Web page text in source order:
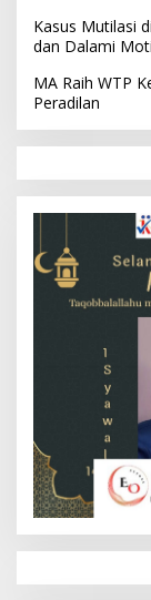
Kasus Mutilasi
dan Dalami
MA Raih WTP
Peradilan